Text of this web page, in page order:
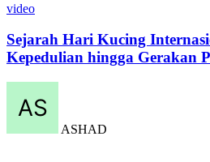
video
Sejarah Hari Kucing
Kepedulian hingga Gerakan
ASHAD